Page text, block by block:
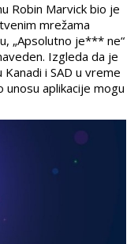
Robin Marvick bio je
mrežama
„Apsolutno je*** ne“
Izgleda da je
i SAD u vreme
unosu aplikacije mogu